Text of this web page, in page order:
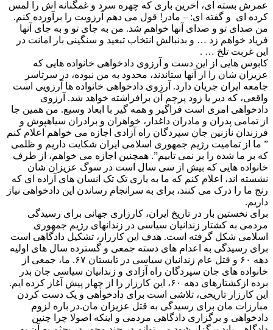
عمرش بسته ای، آخرین باری که چهره سرد و غمگنانه اش را لمس
کرده ای و گفته ای: – مادر! قول می دهم آرزویت را برآورده کنم.
من صدای تو و صدای آنها خواهم شد. من به جای تو و به جای آنها
فریاد خواهم زد … و بدنبالش انتخاب تبعید و سنگینی بار امانت در
این غربت تلخ … .
کابوس هایی از این دست و آرزوی دادخواهی خانواده هایی که
عزیزان شان را از آنها ستاندند، محدود به من نبوده، در سرتاسر
جامعه ایران جریان دارد. آرزوی دادخواهی خانواده ها آرزویی است
واقعی، که دیر یا زود پرچم آن برافراشته خواهد شد. آرزوی
دادخواهی امری است فراگیر و همه گیر با ابعاد وسیع. من همین جا
از تمامی پدران و مادران داغدار، خواهران و برادران سیاهپوش و
فرزندان نازنین جان سپردگان راه آزادی اجازه می خواهم اعلام کنم
” ما از تمامیت رژیم جمهوری اسلامی ایران شکایت داریم و ظلمی
که بر ما شده را بر نمی تابیم”. همچنین اجازه می خواهم، از طرف
خانواده هایی که بیش از سی سال است در سوگ عزیزان شان
نشسته اند، اعلام کنم که ما به یاری تک تک انسان های آزاده ای که
رنج ما را درک می کنند، برای به سرانجام رساندن این دادخواهی نیاز
داریم.
برای نخستین بار در تاریخ ایران، کارزاری جهانی برای رسیدگی
مردمی به کشتار زندانیان سیاسی در زندانهای رژیم جمهوری
اسلامی شکل گرفته است. هدف این کارزار، تشکیل دادگاهی است
برای رسیدگی به اعدام های دسته جمعی و گسترده سال های اولیه
دهه ۶٠ و قتل عام زندانیان سیاسی در تابستان ۶٧. ما، جمعی از
خانواده های جان سپردگان راه آزادی و زندانیان سیاسی جان بدر
برده ازکشتارهای دهه ۶٠، این کارزار را از چهار پیش آغاز کرده ایم.
این کارزار تاریخی، تلاشی است برای دادخواهی و یک دست کردن
مبارزات مان برای رسیدگی به قتل عزیزان مان.در باره لزوم
دادخواهی و برگزاری دادگاهی مردمی و اینکه اصولا چرا چنین